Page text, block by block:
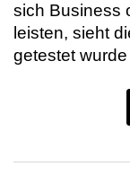
sich Business
leisten, sieht
getestet